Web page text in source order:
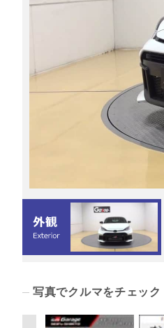
写真でクルマをチェック